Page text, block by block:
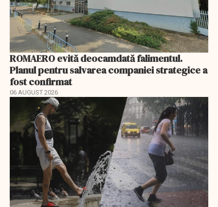
ROMAERO evită deocamdată falimentul.
Planul pentru salvarea companiei strategice a
fost confirmat
06 AUGUST 2026